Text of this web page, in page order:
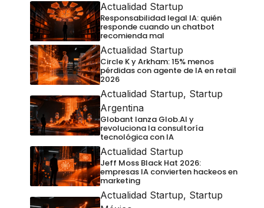
Actualidad Startup
Responsabilidad legal IA: quién
responde cuando un chatbot
recomienda mal
Actualidad Startup
Circle K y Arkham: 15% menos
pérdidas con agente de IA en retail
2026
Actualidad Startup, Startup
Argentina
Globant lanza Glob.AI y
revoluciona la consultoría
tecnológica con IA
Actualidad Startup
Jeff Moss Black Hat 2026:
empresas IA convierten hackeos en
marketing
Actualidad Startup, Startup